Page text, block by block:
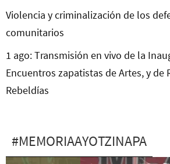
Violencia y criminalización de los
comunitarios
1 ago: Transmisión en vivo de la
Encuentros zapatistas de Artes, y de
Rebeldías
#MEMORIAAYOTZINAPA